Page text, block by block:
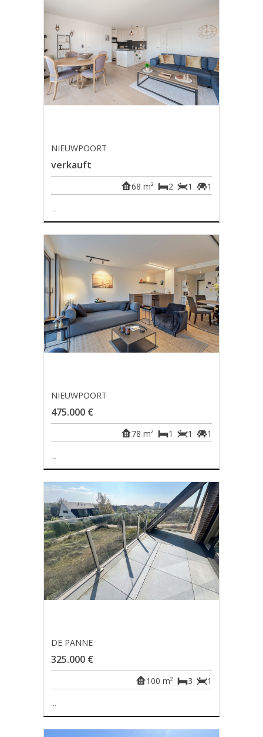
NIEUWPOORT
verkauft
1
1
2
68 m²
...
NIEUWPOORT
475.000 €
1
1
1
78 m²
...
DE PANNE
325.000 €
1
3
100 m²
...